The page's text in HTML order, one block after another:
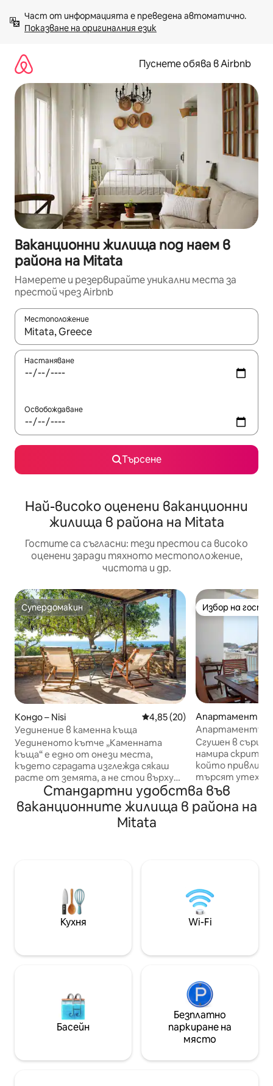
към
съдържанието
Показване на оригиналния език
Пуснете обява в Airbnb
Ваканционни жилища под наем в
района на Mitata
Намерете и резервирайте уникални места за
престой чрез Airbnb
Местоположение
Когато резултатите се покажат, използвайте
Настаняване
Освобождаване
Търсене
Най-високо оценени ваканционни
жилища в района на Mitata
Гостите са съгласни: тези престои са високо
оценени заради тяхното местоположение,
чистота и др.
Супердомакин
Супердомакин
Кондо – Nisi Средна оценка: 4,85 от 5,
4,85 (20)
Уединение в каменна къща
Уединеното кътче „Каменната
къща“ е едно от онези места,
където сградата изглежда сякаш
расте от земята, а не стои върху
нея. Дебелите стени запазват
прохладата на сутринта през
горещината на деня, двойното
легло придава на основното
Wi‑Fi мрежа, безупречна баня – всичко
това е на разположение, но никога не
пречи. За двойки или самостоятелни
пътници, които се чувстват като у
старо.
Избор на
Избор на
Апартамент –
Апартаментът
Сгушен в
намира скрит
който
търсят утеха и
природна
апартамент
комбинация от
жилище служи
уединение за
Стандартни удобства във
ваканционните жилища в района на
Mitata
Кухня Wi-Fi
Басейн
Безплатно
паркиране на
място